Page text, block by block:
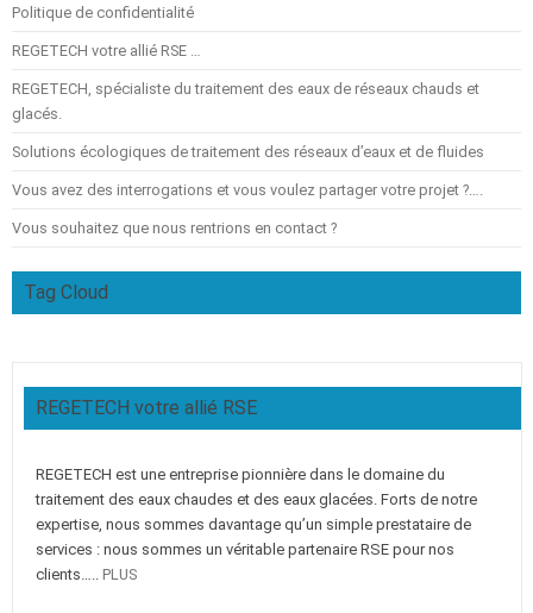
Politique de confidentialité
REGETECH votre allié RSE …
REGETECH, spécialiste du traitement des eaux de réseaux chauds et
glacés.
Solutions écologiques de traitement des réseaux d’eaux et de fluides
Vous avez des interrogations et vous voulez partager votre projet ?….
Vous souhaitez que nous rentrions en contact ?
Tag Cloud
REGETECH votre allié RSE
REGETECH est une entreprise pionnière dans le domaine du
traitement des eaux chaudes et des eaux glacées. Forts de notre
expertise, nous sommes davantage qu’un simple prestataire de
services : nous sommes un véritable partenaire RSE pour nos
clients….. PLUS